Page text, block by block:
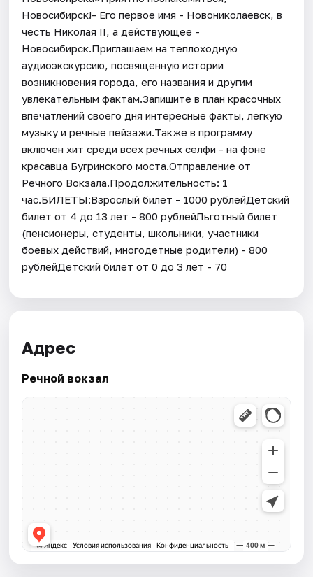
Новосибирск!- Его первое имя - Новониколаевск, в
честь Николая II, а действующее -
Новосибирск.Приглашаем на теплоходную
аудиоэкскурсию, посвященную истории
возникновения города, его названия и другим
увлекательным фактам.Запишите в план красочных
впечатлений своего дня интересные факты, легкую
музыку и речные пейзажи.​Также в программу
включен хит среди всех речных селфи - на фоне
красавца Бугринского моста.Отправление от
Речного Вокзала.Продолжительность: 1
час.БИЛЕТЫ:Взрослый билет - 1000 рублейДетский
билет от 4 до 13 лет - 800 рублейЛьготный билет
(пенсионеры, студенты, школьники, участники
боевых действий, многодетные родители) - 800
рублейДетский билет от 0 до 3 лет - 70
Адрес
Речной вокзал